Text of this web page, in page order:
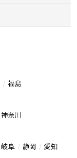
福島
神奈川
岐阜 静岡 愛知